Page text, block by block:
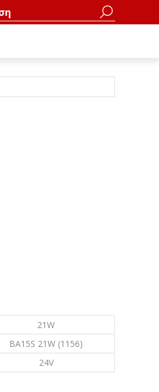
21W
BA15S 21W (1156)
24V